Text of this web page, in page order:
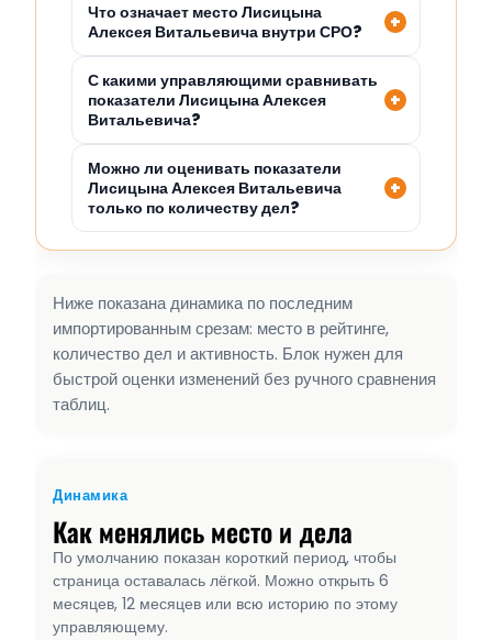
Что означает место Лисицына
Алексея Витальевича внутри СРО?
С какими управляющими сравнивать
показатели Лисицына Алексея
Витальевича?
Можно ли оценивать показатели
Лисицына Алексея Витальевича
только по количеству дел?
Ниже показана динамика по последним
импортированным срезам: место в рейтинге,
количество дел и активность. Блок нужен для
быстрой оценки изменений без ручного сравнения
таблиц.
Динамика
Как менялись место и дела
По умолчанию показан короткий период, чтобы
страница оставалась лёгкой. Можно открыть 6
месяцев, 12 месяцев или всю историю по этому
управляющему.